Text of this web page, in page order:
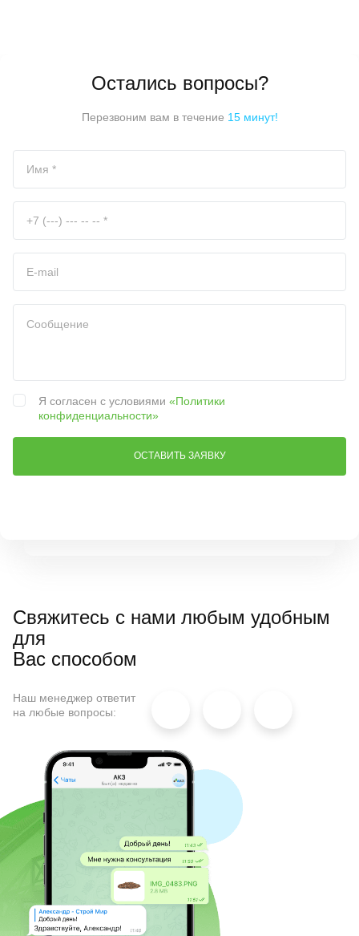
Свяжитесь с нами любым удобным
для
Вас способом
Наш менеджер ответит
на любые вопросы:
Остались вопросы?
Перезвоним вам в течение 15 минут!
Я согласен с условиями «Политики
конфиденциальности»